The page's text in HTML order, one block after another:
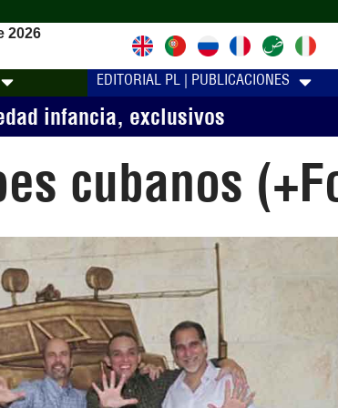
2026
EDITORIAL PL | PUBLICACIONES
infancia, exclusivos
cubanos